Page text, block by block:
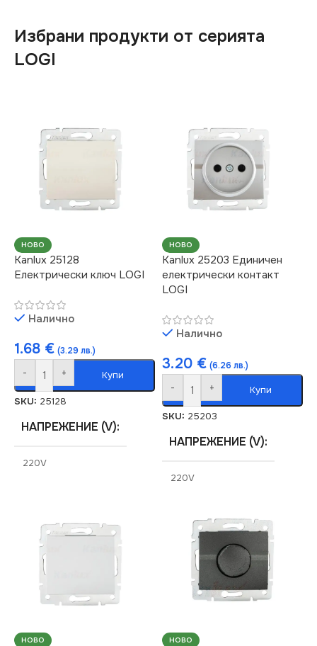
Избрани продукти от серията
LOGI
НОВО
Kanlux 25128
Електрически ключ LOGI
Налично
1.68 € (3.29 лв.)
- + Купи
SKU: 25128
НАПРЕЖЕНИЕ (V)
220V
СТЕПЕН НА ЗАЩИТА
НОВО
Kanlux 25203 Единичен
електрически контакт
LOGI
Налично
3.20 € (6.26 лв.)
- + Купи
SKU: 25203
НАПРЕЖЕНИЕ (V)
220V
СЕРИЯ LOGI
СТЕПЕН НА ЗАЩИТА
ЦВЯТ
НОВО НОВО